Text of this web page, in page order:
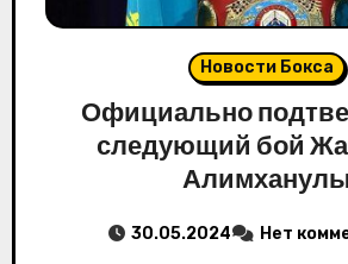
Новости Бокса
Официально
следующий бой
30.05.2024 Нет